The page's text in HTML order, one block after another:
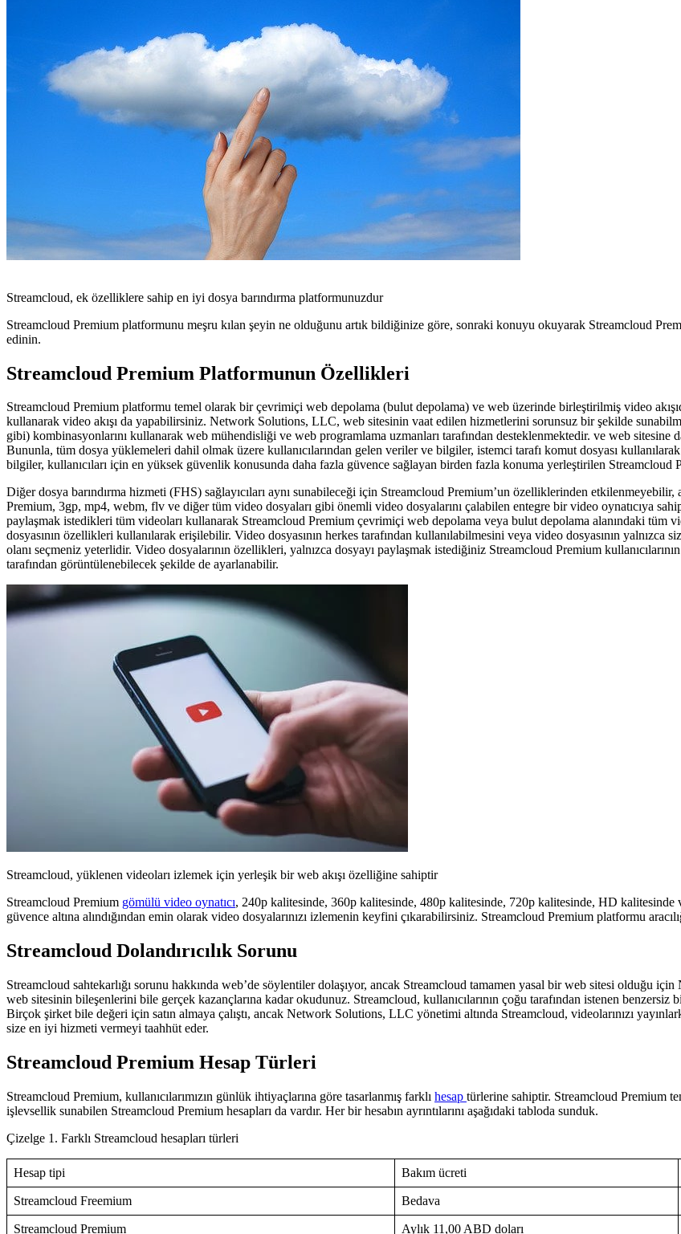
Streamcloud, ek özelliklere sahip en iyi dosya barındırma platformunuzdur
Streamcloud Premium platformunu meşru kılan şeyin ne olduğunu artık bildiğinize göre, sonraki konuyu okuyarak Streamcloud
edinin.
Streamcloud Premium Platformunun Özellikleri
Streamcloud Premium platformu temel olarak bir çevrimiçi web depolama (bulut depolama) ve web üzerinde birleştirilmiş video
kullanarak video akışı da yapabilirsiniz. Network Solutions, LLC, web sitesinin vaat edilen hizmetlerini sorunsuz bir şekilde
gibi) kombinasyonlarını kullanarak web mühendisliği ve web programlama uzmanları tarafından desteklenmektedir. ve web
Bununla, tüm dosya yüklemeleri dahil olmak üzere kullanıcılarından gelen veriler ve bilgiler, istemci tarafı komut dosyası
bilgiler, kullanıcıları için en yüksek güvenlik konusunda daha fazla güvence sağlayan birden fazla konuma yerleştirilen Streamcloud
Diğer dosya barındırma hizmeti (FHS) sağlayıcıları aynı sunabileceği için Streamcloud Premium’un özelliklerinden
Premium, 3gp, mp4, webm, flv ve diğer tüm video dosyaları gibi önemli video dosyalarını çalabilen entegre bir video oynatıcıya
paylaşmak istedikleri tüm videoları kullanarak Streamcloud Premium çevrimiçi web depolama veya bulut depolama alanındaki tüm
dosyasının özellikleri kullanılarak erişilebilir. Video dosyasının herkes tarafından kullanılabilmesini veya video dosyasının yalnızca
olanı seçmeniz yeterlidir. Video dosyalarının özellikleri, yalnızca dosyayı paylaşmak istediğiniz Streamcloud Premium
tarafından görüntülenebilecek şekilde de ayarlanabilir.
Streamcloud, yüklenen videoları izlemek için yerleşik bir web akışı özelliğine sahiptir
Streamcloud Premium gömülü video oynatıcı, 240p kalitesinde, 360p kalitesinde, 480p kalitesinde, 720p kalitesinde, HD
güvence altına alındığından emin olarak video dosyalarınızı izlemenin keyfini çıkarabilirsiniz. Streamcloud Premium platformu
Streamcloud Dolandırıcılık Sorunu
Streamcloud sahtekarlığı sorunu hakkında web’de söylentiler dolaşıyor, ancak Streamcloud tamamen yasal bir web sitesi olduğu
web sitesinin bileşenlerini bile gerçek kazançlarına kadar okudunuz. Streamcloud, kullanıcılarının çoğu tarafından istenen benzersiz
Birçok şirket bile değeri için satın almaya çalıştı, ancak Network Solutions, LLC yönetimi altında Streamcloud, videolarınızı
size en iyi hizmeti vermeyi taahhüt eder.
Streamcloud Premium Hesap Türleri
Streamcloud Premium, kullanıcılarımızın günlük ihtiyaçlarına göre tasarlanmış farklı hesap türlerine sahiptir. Streamcloud Premium
işlevsellik sunabilen Streamcloud Premium hesapları da vardır. Her bir hesabın ayrıntılarını aşağıdaki tabloda sunduk.
Çizelge 1. Farklı Streamcloud hesapları türleri
Hesap tipi Bakım ücreti
Streamcloud Freemium Bedava
Streamcloud Premium Aylık 11,00 ABD doları